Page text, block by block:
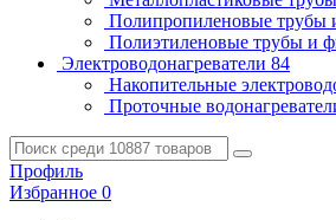
Полипропиленовые трубы
Полиэтиленовые трубы и
Электроводонагреватели 84
Накопительные
Проточные
Профиль
Избранное 0